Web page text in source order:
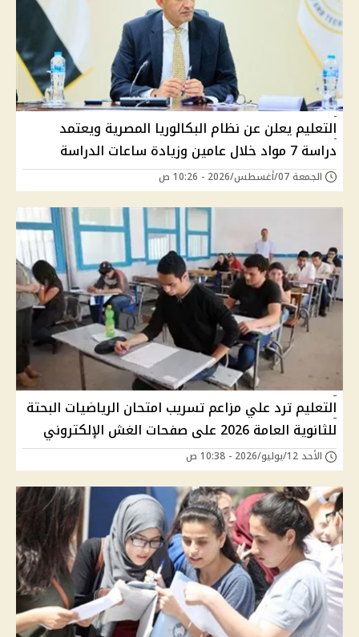
التعليم يعلن عن نظام البكالوريا المصرية ويعتمد
دراسة 7 مواد خلال عامين وزيادة ساعات الدراسة
الجمعة 07/أغسطس/2026 - 10:26 ص
التعليم ترد علي مزاعم تسريب امتحان الرياضيات البحتة
للثانوية العامة 2026 على صفحات الغش الإلكتروني
الأحد 12/يوليو/2026 - 10:38 ص